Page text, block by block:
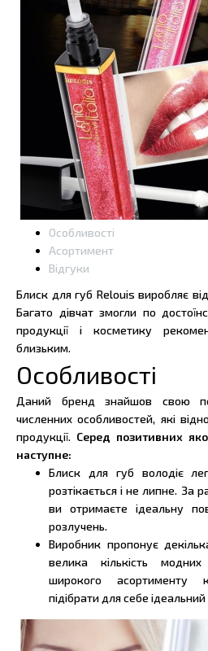
Особливості
Асортимент
Відгуки
Блиск для губ Relouis виробляє
Багато дівчат змогли по
продукції і косметику
близьким.
Особливості
Даний бренд знайшов свою
численних особливостей, які
продукції. Серед позитивних
наступне:
Блиск для губ володіє
розтікається і не липне. За
ви отримаєте ідеальну
розлучень.
Виробник пропонує
велика кількість
широкого асортименту
підібрати для себе ідеальний